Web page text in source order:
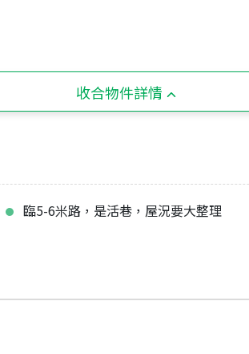
收合物件詳情
臨5-6米路，是活巷，屋況要大整理